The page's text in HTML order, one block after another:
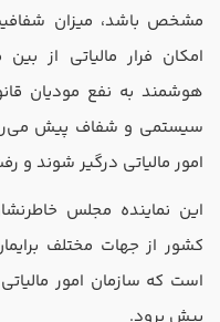
مشخص باشد، میزان
امکان فرار مالیاتی از
هوشمند به نفع مودیان
سیستمی و شفاف پیش
امور مالیاتی درگیر شوند و
این نماینده مجلس
کشور از جهات مختلف
است که سازمان امور
پیش برود.